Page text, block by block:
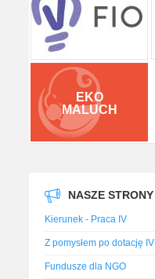
EKO
MALUCH
NASZE STRONY
Kierunek - Praca IV
Z pomysłem po dotację IV
Fundusze dla NGO